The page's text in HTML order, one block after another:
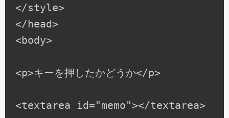
</style>
</head>
<body>
<p>キーを押したかどうか</p>
<textarea id="memo"></textarea>